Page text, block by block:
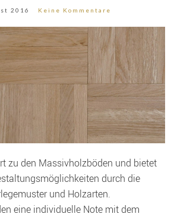
2016 Keine Kommentare
zu den Massivholzböden und bietet
durch die
und Holzarten.
eine individuelle Note mit dem